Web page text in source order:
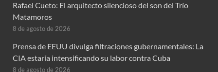
Rafael Cueto: El arquitecto silencioso del son del Trío
Matamoros
8 de agosto de 2026
Prensa de EEUU divulga filtraciones gubernamentales: La
CIA estaría intensificando su labor contra Cuba
8 de agosto de 2026